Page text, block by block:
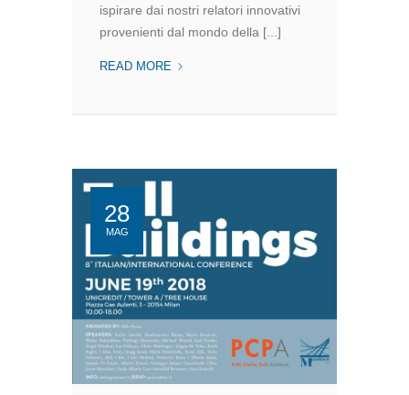
ispirare dai nostri relatori innovativi
provenienti dal mondo della [...]
READ MORE
28
MAG